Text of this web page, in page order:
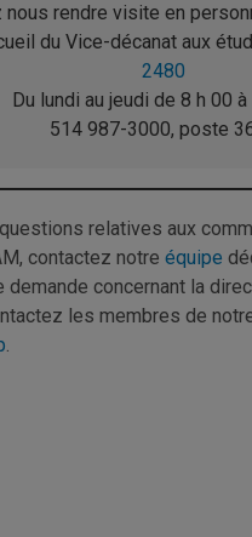
nous rendre visite en
du Vice-décanat aux
2480
Du lundi au jeudi de 8 h 00
514 987-3000, poste
relatives aux
contactez notre équipe
demande concernant la
les membres de
.